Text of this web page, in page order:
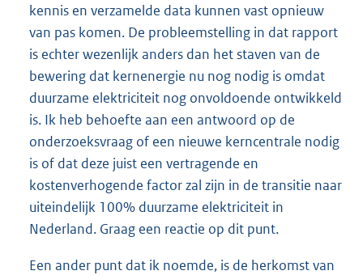
kennis en verzamelde data kunnen vast opnieuw
van pas komen. De probleemstelling in dat rapport
is echter wezenlijk anders dan het staven van de
bewering dat kernenergie nu nog nodig is omdat
duurzame elektriciteit nog onvoldoende ontwikkeld
is. Ik heb behoefte aan een antwoord op de
onderzoeksvraag of een nieuwe kerncentrale nodig
is of dat deze juist een vertragende en
kostenverhogende factor zal zijn in de transitie naar
uiteindelijk 100% duurzame elektriciteit in
Nederland. Graag een reactie op dit punt.
Een ander punt dat ik noemde, is de herkomst van